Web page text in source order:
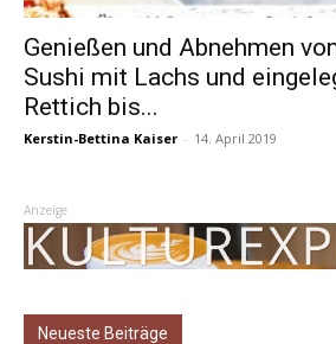
Genießen und Abnehmen
Sushi mit Lachs und
Rettich bis...
Kerstin-Bettina Kaiser - 14. April 2019
Anzeige
Neueste Beiträge